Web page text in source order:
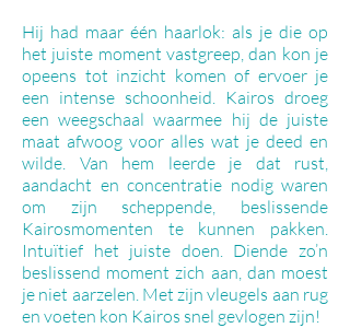
Hij had maar één haarlok: als je die op
het juiste moment vastgreep, dan kon je
opeens tot inzicht komen of ervoer je
een intense schoonheid. Kairos droeg
een weegschaal waarmee hij de juiste
maat afwoog voor alles wat je deed en
wilde. Van hem leerde je dat rust,
aandacht en concentratie nodig waren
om zijn scheppende, beslissende
Kairosmomenten te kunnen pakken.
Intuïtief het juiste doen. Diende zo’n
beslissend moment zich aan, dan moest
je niet aarzelen. Met zijn vleugels aan rug
en voeten kon Kairos snel gevlogen zijn!